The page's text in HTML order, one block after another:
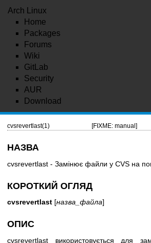
Arch Linux
Home
Packages
Forums
Wiki
GitLab
Security
AUR
Download
cvsrevertlast(1) [FIXME: manual]
НАЗВА
cvsrevertlast - Замінює файли у CVS на
КОРОТКИЙ ОГЛЯД
cvsrevertlast [назва_файла]
ОПИС
cvsrevertlast використовується для